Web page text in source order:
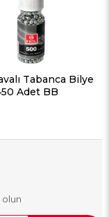
Tabanca Bilye
Adet BB